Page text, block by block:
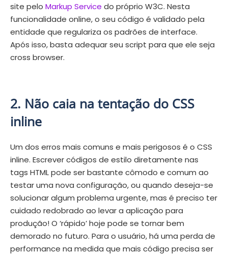
site pelo Markup Service do próprio W3C. Nesta
funcionalidade online, o seu código é validado pela
entidade que regulariza os padrões de interface.
Após isso, basta adequar seu script para que ele seja
cross browser.
2. Não caia na tentação do CSS
inline
Um dos erros mais comuns e mais perigosos é o CSS
inline. Escrever códigos de estilo diretamente nas
tags HTML pode ser bastante cômodo e comum ao
testar uma nova configuração, ou quando deseja-se
solucionar algum problema urgente, mas é preciso ter
cuidado redobrado ao levar a aplicação para
produção! O ‘rápido’ hoje pode se tornar bem
demorado no futuro. Para o usuário, há uma perda de
performance na medida que mais código precisa ser